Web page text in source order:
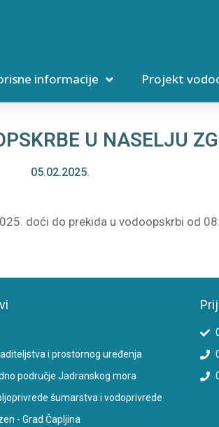
informacije Projekt
U NASELJU
05.02.2025.
doći do prekida u vodoopskrbi od
i prostornog uređenja
područje Jadranskog mora
šumarstva i vodoprivrede
- Grad Čapljina